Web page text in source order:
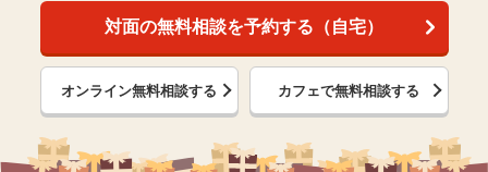
対面の無料相談を予約する（自宅）
オンライン無料相談する カフェで無料相談する